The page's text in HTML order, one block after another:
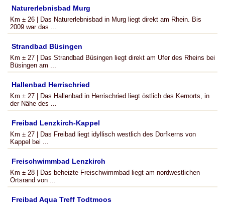
Naturerlebnisbad Murg
Km ± 26 | Das Naturerlebnisbad in Murg liegt direkt am Rhein. Bis
2009 war das ...
Strandbad Büsingen
Km ± 27 | Das Strandbad Büsingen liegt direkt am Ufer des Rheins bei
Büsingen am ...
Hallenbad Herrischried
Km ± 27 | Das Hallenbad in Herrischried liegt östlich des Kernorts, in
der Nähe des ...
Freibad Lenzkirch-Kappel
Km ± 27 | Das Freibad liegt idyllisch westlich des Dorfkerns von
Kappel bei ...
Freischwimmbad Lenzkirch
Km ± 28 | Das beheizte Freischwimmbad liegt am nordwestlichen
Ortsrand von ...
Freibad Aqua Treff Todtmoos